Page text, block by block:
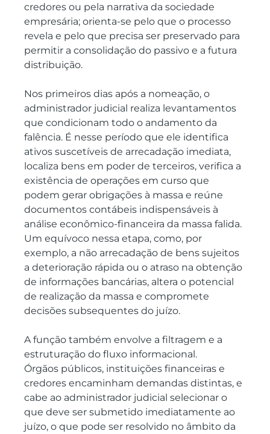
credores ou pela narrativa da sociedade
empresária; orienta-se pelo que o processo
revela e pelo que precisa ser preservado para
permitir a consolidação do passivo e a futura
distribuição.
Nos primeiros dias após a nomeação, o
administrador judicial realiza levantamentos
que condicionam todo o andamento da
falência. É nesse período que ele identifica
ativos suscetíveis de arrecadação imediata,
localiza bens em poder de terceiros, verifica a
existência de operações em curso que
podem gerar obrigações à massa e reúne
documentos contábeis indispensáveis à
análise econômico-financeira da massa falida.
Um equívoco nessa etapa, como, por
exemplo, a não arrecadação de bens sujeitos
a deterioração rápida ou o atraso na obtenção
de informações bancárias, altera o potencial
de realização da massa e compromete
decisões subsequentes do juízo.
A função também envolve a filtragem e a
estruturação do fluxo informacional.
Órgãos públicos, instituições financeiras e
credores encaminham demandas distintas, e
cabe ao administrador judicial selecionar o
que deve ser submetido imediatamente ao
juízo, o que pode ser resolvido no âmbito da